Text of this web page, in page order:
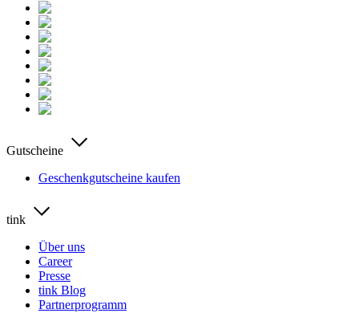
Gutscheine
Geschenkgutscheine kaufen
tink
Über uns
Career
Presse
tink Blog
Partnerprogramm